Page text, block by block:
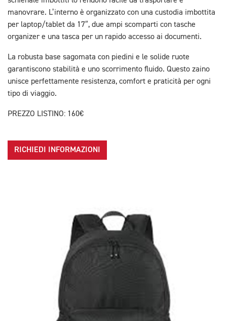
manovrare. L’interno è organizzato con una custodia imbottita
per laptop/tablet da 17″, due ampi scomparti con tasche
organizer e una tasca per un rapido accesso ai documenti.
La robusta base sagomata con piedini e le solide ruote
garantiscono stabilità e uno scorrimento fluido. Questo zaino
unisce perfettamente resistenza, comfort e praticità per ogni
tipo di viaggio.
PREZZO LISTINO: 160€
RICHIEDI INFORMAZIONI